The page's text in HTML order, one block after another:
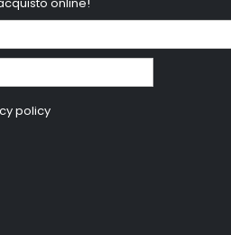
online!
policy